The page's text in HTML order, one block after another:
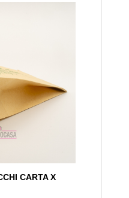
CARTA X